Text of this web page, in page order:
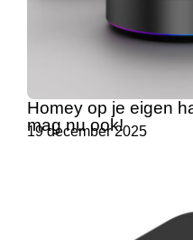
Homey op je eigen
mag nu ook!
19 december 2025